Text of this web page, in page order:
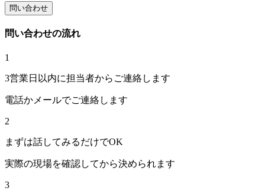
問い合わせ
問い合わせの流れ
1
3営業日以内に担当者からご連絡します
電話かメールでご連絡します
2
まずは話してみるだけでOK
実際の現場を確認してから決められます
3